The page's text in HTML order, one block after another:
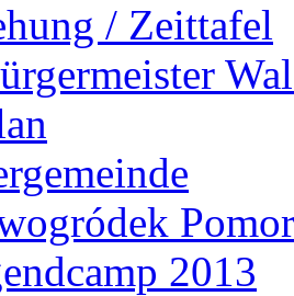
/ Zeittafel
2013